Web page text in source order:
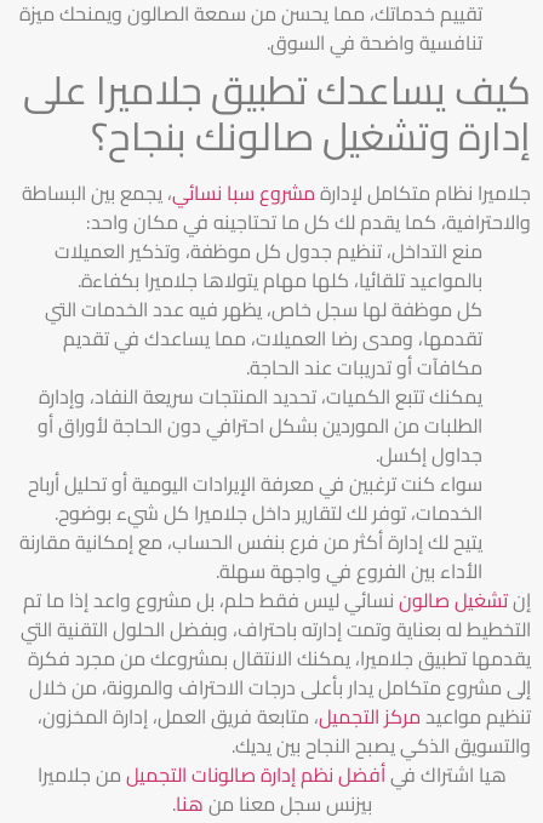
تقييم خدماتك، مما يحسن من سمعة الصالون ويمنحك ميزة
تنافسية واضحة في السوق.
كيف يساعدك تطبيق جلاميرا على
إدارة وتشغيل صالونك بنجاح؟
جلاميرا نظام متكامل لإدارةمشروع سبا نسائي، يجمع بين البساطة
والاحترافية، كما يقدم لك كل ما تحتاجينه في مكان واحد:
منع التداخل، تنظيم جدول كل موظفة، وتذكير العميلات
بالمواعيد تلقائيا، كلها مهام يتولاها جلاميرا بكفاءة.
كل موظفة لها سجل خاص، يظهر فيه عدد الخدمات التي
تقدمها، ومدى رضا العميلات، مما يساعدك في تقديم
مكافآت أو تدريبات عند الحاجة.
يمكنك تتبع الكميات، تحديد المنتجات سريعة النفاد، وإدارة
الطلبات من الموردين بشكل احترافي دون الحاجة لأوراق أو
جداول إكسل.
سواء كنت ترغبين في معرفة الإيرادات اليومية أو تحليل أرباح
الخدمات، توفر لك لتقارير داخل جلاميرا كل شيء بوضوح.
يتيح لك إدارة أكثر من فرع بنفس الحساب، مع إمكانية مقارنة
الأداء بين الفروع في واجهة سهلة.
إنتشغيل صالوننسائي ليس فقط حلم، بل مشروع واعد إذا ما تم
التخطيط له بعناية وتمت إدارته باحتراف، وبفضل الحلول التقنية التي
يقدمها تطبيق جلاميرا، يمكنك الانتقال بمشروعك من مجرد فكرة
إلى مشروع متكامل يدار بأعلى درجات الاحتراف والمرونة، من خلال
تنظيم مواعيدمركز التجميل، متابعة فريق العمل، إدارة المخزون،
والتسويق الذكي يصبح النجاح بين يديك.
هيا اشتراك فيأفضل نظم إدارة صالونات التجميلمن جلاميرا
بيزنس سجل معنا منهنا.